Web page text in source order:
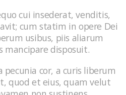
cui insederat, venditis,
cum statim in opere Dei
usibus, piis aliarum
mancipare disposuit.
cor, a curis liberum
quod et eius, quam velut